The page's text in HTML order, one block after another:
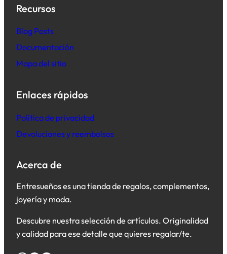
Recursos
Blog Posts
Documentación
Mapa del sitio
Enlaces rápidos
Política de privacidad
Devoluciones y reembolsos
Acerca de
Entresueños es una tienda de regalos, complementos,
joyería y moda.
Descubre nuestra selección de artículos. Originalidad
y calidad para ese detalle que quieres regalar/te.